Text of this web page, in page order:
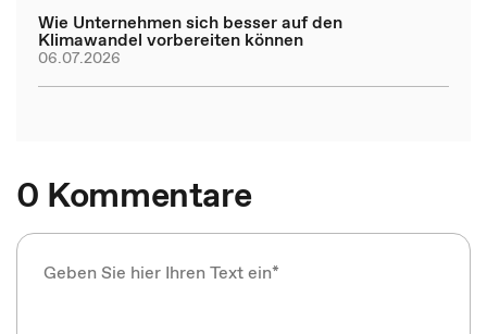
Wie Unternehmen sich besser auf den
Klimawandel vorbereiten können
06.07.2026
0 Kommentare